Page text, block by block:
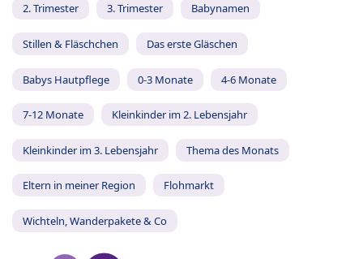
2. Trimester 3. Trimester Babynamen
Stillen & Fläschchen Das erste Gläschen
Babys Hautpflege 0-3 Monate 4-6 Monate
7-12 Monate Kleinkinder im 2. Lebensjahr
Kleinkinder im 3. Lebensjahr Thema des Monats
Eltern in meiner Region Flohmarkt
Wichteln, Wanderpakete & Co